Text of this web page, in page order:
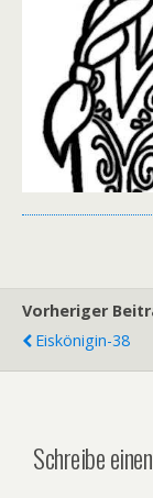
Vorheriger
Eiskönigin-38
Schreibe